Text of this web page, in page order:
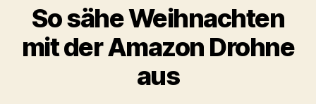
So sähe Weihnachten
mit der Amazon Drohne
aus